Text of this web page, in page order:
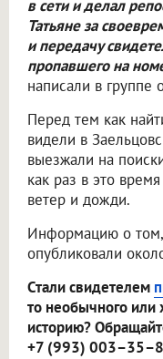
в сети и делал
Татьяне за
и передачу
пропавшего на
написали в группе
Перед тем как
видели в
выезжали на
как раз в это
ветер и дожди.
Информацию о
опубликовали
Стали свидетелем
то необычного или
историю?
+7 (993)